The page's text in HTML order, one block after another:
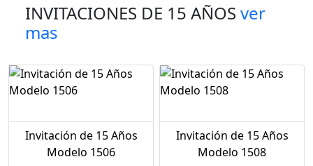
INVITACIONES DE 15 AÑOS ver
mas
Invitación de 15 Años
Modelo 1506
Invitación de 15 Años
Modelo 1508